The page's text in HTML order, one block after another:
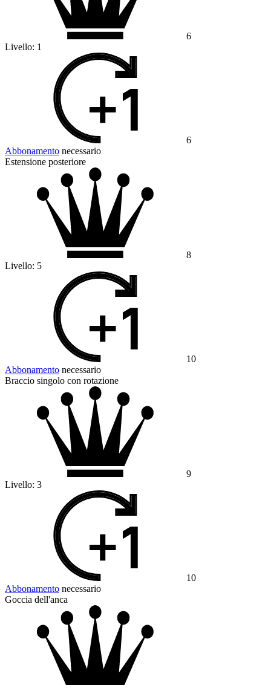
6
Livello: 1
6
Abbonamento necessario
Estensione posteriore
8
Livello: 5
10
Abbonamento necessario
Braccio singolo con rotazione
9
Livello: 3
10
Abbonamento necessario
Goccia dell'anca